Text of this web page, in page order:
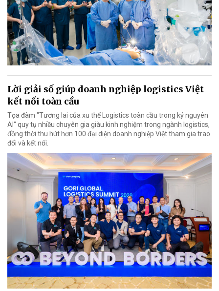
Lời giải số giúp doanh nghiệp logistics Việt
kết nối toàn cầu
Tọa đàm "Tương lai của xu thế Logistics toàn cầu trong kỷ nguyên
AI" quy tụ nhiều chuyên gia giàu kinh nghiệm trong ngành logistics,
đồng thời thu hút hơn 100 đại diện doanh nghiệp Việt tham gia trao
đổi và kết nối.